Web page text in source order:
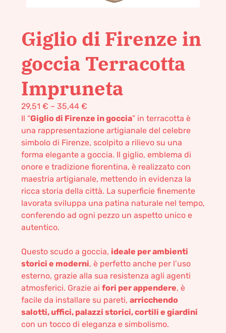
Giglio di Firenze in
goccia Terracotta
Impruneta
29,51 € – 35,44 €
Il “Giglio di Firenze in goccia” in terracotta è
una rappresentazione artigianale del celebre
simbolo di Firenze, scolpito a rilievo su una
forma elegante a goccia. Il giglio, emblema di
onore e tradizione fiorentina, è realizzato con
maestria artigianale, mettendo in evidenza la
ricca storia della città. La superficie finemente
lavorata sviluppa una patina naturale nel tempo,
conferendo ad ogni pezzo un aspetto unico e
autentico.
Questo scudo a goccia, ideale per ambienti
storici e moderni, è perfetto anche per l’uso
esterno, grazie alla sua resistenza agli agenti
atmosferici. Grazie ai fori per appendere, è
facile da installare su pareti, arricchendo
salotti, uffici, palazzi storici, cortili e giardini
con un tocco di eleganza e simbolismo.